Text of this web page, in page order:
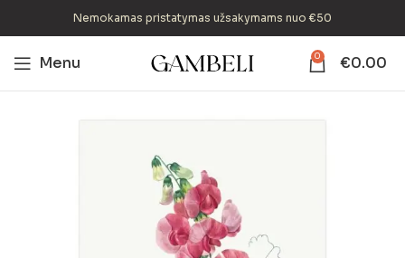
Nemokamas pristatymas užsakymams nuo €50
Menu 0 €0.00